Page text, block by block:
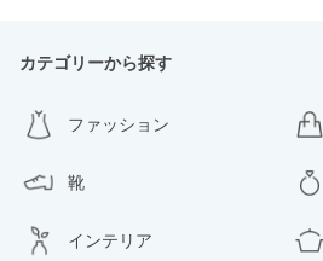
カテゴリーから探す
ファッション
靴
インテリア